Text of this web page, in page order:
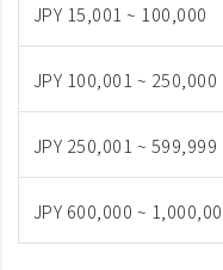
JPY 15,001 ~ 100,000
JPY 100,001 ~ 250,000
JPY 250,001 ~ 599,999
JPY 600,000 ~